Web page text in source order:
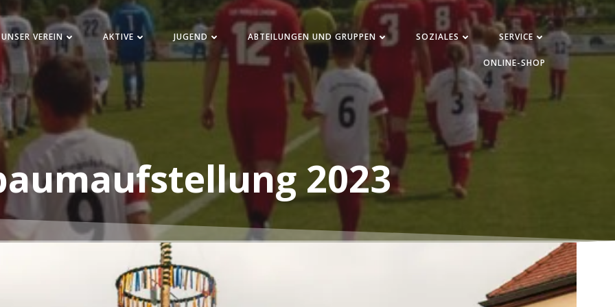
UNSER VEREIN AKTIVE JUGEND ABTEILUNGEN UND GRUPPEN SOZIALES SERVICE
ONLINE-SHOP
2023